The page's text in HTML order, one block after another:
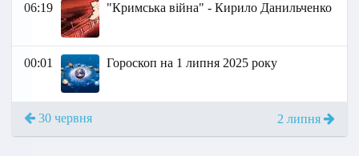
06:19 "Кримська війна" - Кирило Данильченко
00:01 Гороскоп на 1 липня 2025 року
30 червня 2 липня